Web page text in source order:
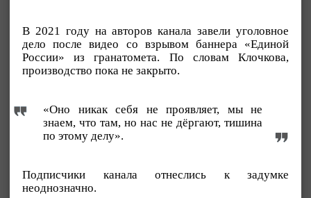
В 2021 году на авторов канала завели уголовное
дело после видео со взрывом баннера «Единой
России» из гранатомета. По словам Клочкова,
производство пока не закрыто.
«Оно никак себя не проявляет, мы не
знаем, что там, но нас не дёргают, тишина
по этому делу».
Подписчики канала отнеслись к задумке
неоднозначно.